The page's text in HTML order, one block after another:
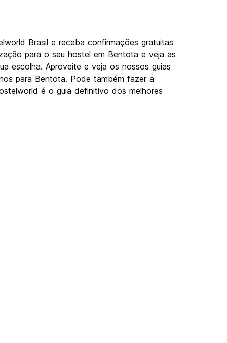
Brasil e receba confirmações gratuitas
para o seu hostel em Bentota e veja as
escolha. Aproveite e veja os nossos guias
para Bentota. Pode também fazer a
é o guia definitivo dos melhores